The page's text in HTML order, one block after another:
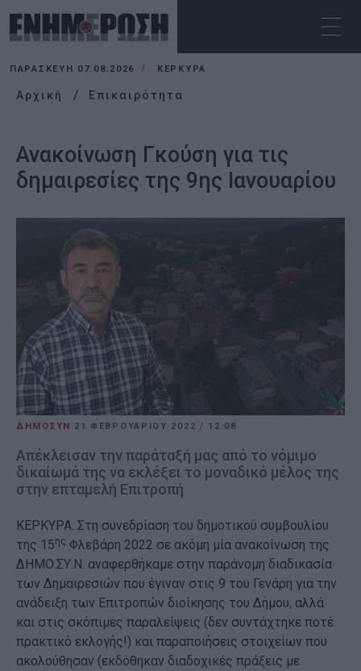
ΠΑΡΑΣΚΕΥΉ 07.08.2026 ΚΕΡΚΥΡΑ
Αρχική Επικαιρότητα
Ανακοίνωση Γκούση για τις
δημαιρεσίες της 9ης Ιανουαρίου
ΔΗΜΟΣΥΝ 21 ΦΕΒΡΟΥΑΡΊΟΥ 2022 / 12:08
Απέκλεισαν την παράταξή μας από το νόμιμο
δικαίωμά της να εκλέξει το μοναδικό μέλος της
στην επταμελή Επιτροπή
ΚΕΡΚΥΡΑ. Στη συνεδρίαση του δημοτικού συμβουλίου
της 15ης Φλεβάρη 2022 σε ακόμη μία ανακοίνωση της
ΔΗΜΟ.ΣΥ.Ν. αναφερθήκαμε στην παράνομη διαδικασία
των Δημαιρεσιών που έγιναν στις 9 του Γενάρη για την
ανάδειξη των Επιτροπών διοίκησης του Δήμου, αλλά
και στις σκόπιμες παραλείψεις (δεν συντάχτηκε ποτέ
πρακτικό εκλογής!) και παραποιήσεις στοιχείων που
ακολούθησαν (εκδόθηκαν διαδοχικές πράξεις με